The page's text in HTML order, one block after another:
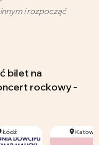
i rozpocząć
bilet na
rockowy -
Łódź